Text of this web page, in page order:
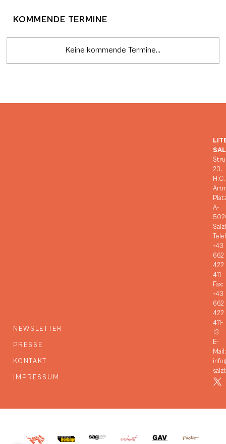
KOMMENDE TERMINE
Keine kommende Termine...
NEWSLETTER
PRESSE
KONTAKT
IMPRESSUM
23,
H.C.
A-
+43
662
422
411
Fax:
+43
662
422
411-
13
E-
Mail: